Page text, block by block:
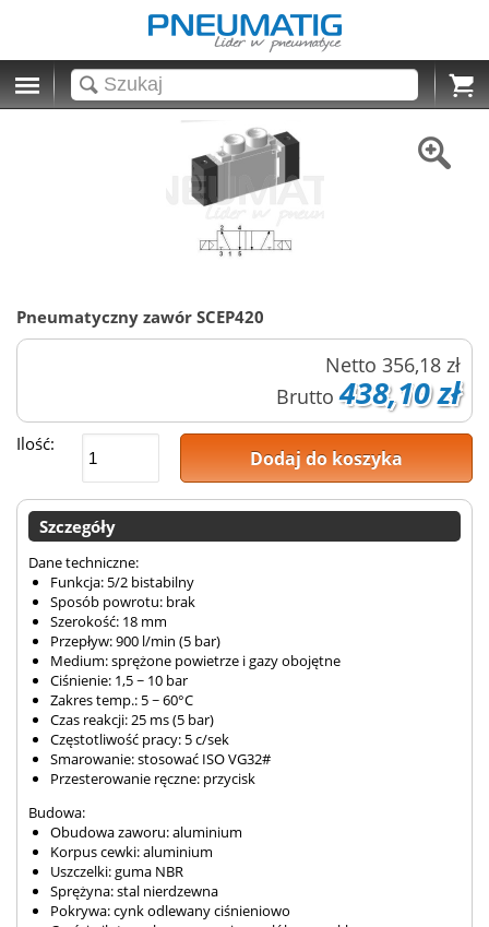
Cart
Pneumatyczny zawór SCEP420
Netto 356,18 zł
Brutto 438,10 zł
Ilość:
Dodaj do koszyka
Szczegóły
Dane techniczne:
Funkcja: 5/2 bistabilny
Sposób powrotu: brak
Szerokość: 18 mm
Przepływ: 900 l/min (5 bar)
Medium: sprężone powietrze i gazy obojętne
Ciśnienie: 1,5 ~ 10 bar
Zakres temp.: 5 ~ 60°C
Czas reakcji: 25 ms (5 bar)
Częstotliwość pracy: 5 c/sek
Smarowanie: stosować ISO VG32#
Przesterowanie ręczne: przycisk
Budowa:
Obudowa zaworu: aluminium
Korpus cewki: aluminium
Uszczelki: guma NBR
Sprężyna: stal nierdzewna
Pokrywa: cynk odlewany ciśnieniowo